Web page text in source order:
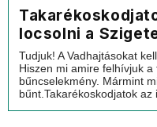
locsolni a
Tudjuk! A Vadhajtásokat
Hiszen mi amire felhívjuk
bűncselekmény. Mármint
bűnt.Takarékoskodjatok az